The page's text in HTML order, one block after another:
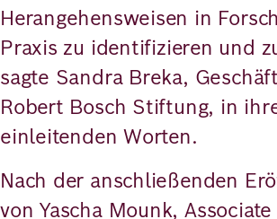
Herangehensweisen in
Praxis zu identifizieren und
sagte Sandra Breka,
Robert Bosch Stiftung, in
einleitenden Worten.
Nach der anschließenden
von Yascha Mounk,